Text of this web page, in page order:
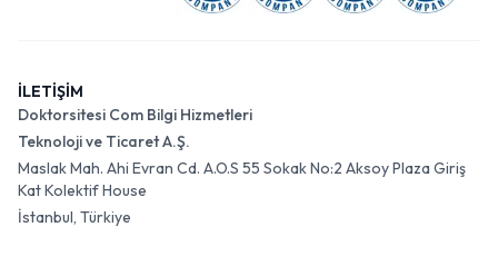
İLETİŞİM
Doktorsitesi Com Bilgi Hizmetleri
Teknoloji ve Ticaret A.Ş.
Maslak Mah. Ahi Evran Cd. A.O.S 55 Sokak No:2 Aksoy Plaza Giriş
Kat Kolektif House
İstanbul, Türkiye